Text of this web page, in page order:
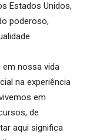
Estados Unidos,
poderoso,
em nossa vida
na experiência
em
de
aqui significa